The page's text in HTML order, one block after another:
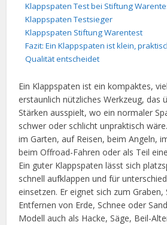
Klappspaten Test bei Stiftung
Klappspaten Testsieger
Klappspaten Stiftung Warentest
Fazit: Ein Klappspaten ist klein,
Qualität entscheidet
Ein Klappspaten ist ein kompaktes,
erstaunlich nützliches Werkzeug, das
Stärken ausspielt, wo ein normaler
schwer oder schlicht unpraktisch
im Garten, auf Reisen, beim Angeln,
beim Offroad-Fahren oder als Teil
Ein guter Klappspaten lässt sich
schnell aufklappen und für
einsetzen. Er eignet sich zum
Entfernen von Erde, Schnee oder
Modell auch als Hacke, Säge, Beil-